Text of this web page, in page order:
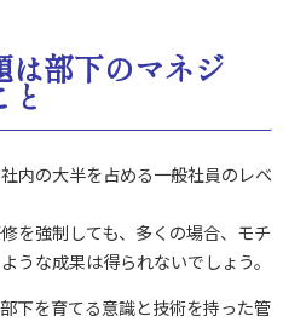
は部下のマネジ
と
内の大半を占める一般社員のレベ
を強制しても、多くの場合、モチ
うな成果は得られないでしょう。
下を育てる意識と技術を持った管